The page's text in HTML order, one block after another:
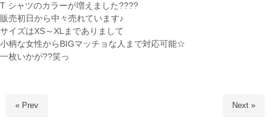
T シャツのカラーが増えました????
販売初日から中々売れています♪
サイズはXS～XLまでありまして
小柄な女性からBIGマッチョな人まで対応可能☆
一枚いかが??笑っ
« Prev Next »